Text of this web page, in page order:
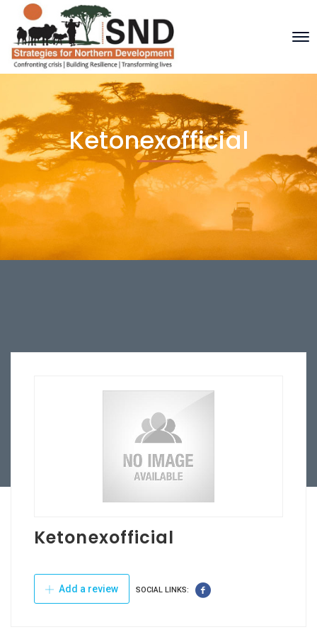
Ketonexofficial
Ketonexofficial
Add a review SOCIAL LINKS: